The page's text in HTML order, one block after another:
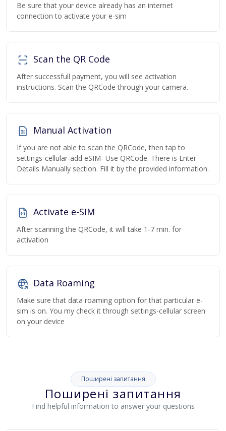
Be sure that your device already has an internet
connection to activate your e-sim
Scan the QR Code
After successfull payment, you will see activation
instructions. Scan the QRCode through your camera.
Manual Activation
If you are not able to scan the QRCode, then tap to
settings-cellular-add eSIM- Use QRCode. There is Enter
Details Manually section. Fill it by the provided information.
Activate e-SIM
After scanning the QRCode, it will take 1-7 min. for
activation
Data Roaming
Make sure that data roaming option for that particular e-
sim is on. You my check it through settings-cellular screen
on your device
Поширені запитання
Поширені запитання
Find helpful information to answer your questions